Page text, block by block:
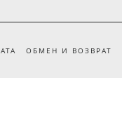
ОБМЕН И ВОЗВРАТ